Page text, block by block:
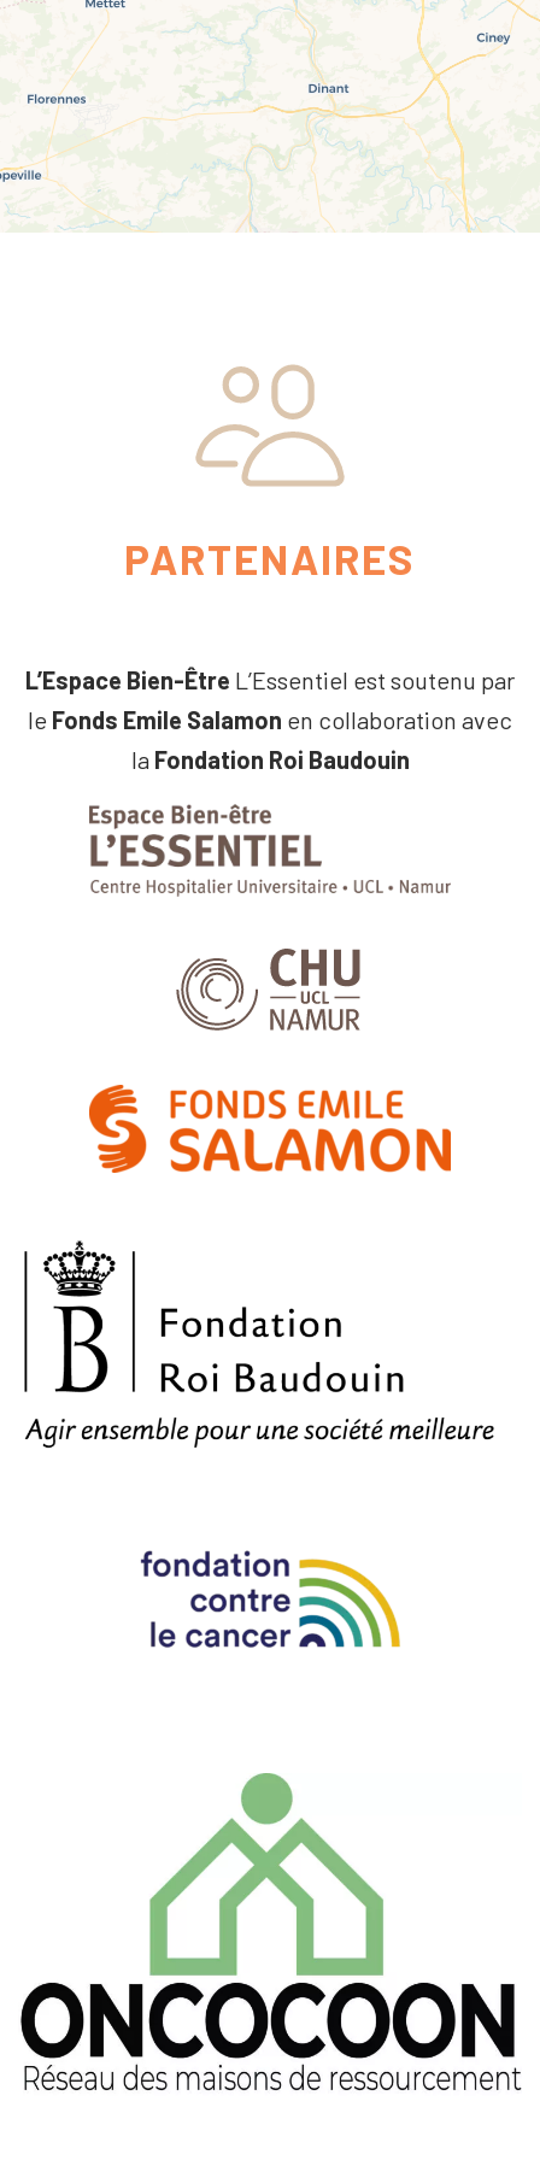
PARTENAIRES
L’Espace Bien-Être L’Essentiel est soutenu par
le Fonds Emile Salamon en collaboration avec
la Fondation Roi Baudouin